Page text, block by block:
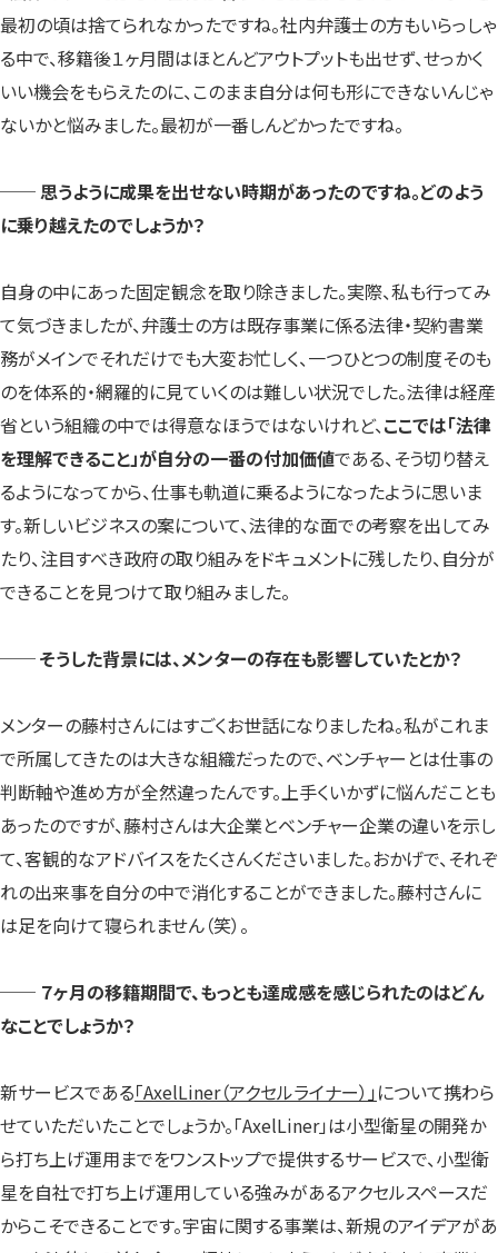
最初の頃は捨てられなかったですね。社内弁護士の方もいらっしゃ
る中で、移籍後１ヶ月間はほとんどアウトプットも出せず、せっかく
いい機会をもらえたのに、このまま自分は何も形にできないんじゃ
ないかと悩みました。最初が一番しんどかったですね。
── 思うように成果を出せない時期があったのですね。どのよう
に乗り越えたのでしょうか？
自身の中にあった固定観念を取り除きました。実際、私も行ってみ
て気づきましたが、弁護士の方は既存事業に係る法律・契約書業
務がメインでそれだけでも大変お忙しく、一つひとつの制度そのも
のを体系的・網羅的に見ていくのは難しい状況でした。法律は経産
省という組織の中では得意なほうではないけれど、ここでは「法律
を理解できること」が自分の一番の付加価値である、そう切り替え
るようになってから、仕事も軌道に乗るようになったように思いま
す。新しいビジネスの案について、法律的な面での考察を出してみ
たり、注目すべき政府の取り組みをドキュメントに残したり、自分が
できることを見つけて取り組みました。
── そうした背景には、メンターの存在も影響していたとか？
メンターの藤村さんにはすごくお世話になりましたね。私がこれま
で所属してきたのは大きな組織だったので、ベンチャーとは仕事の
判断軸や進め方が全然違ったんです。上手くいかずに悩んだことも
あったのですが、藤村さんは大企業とベンチャー企業の違いを示し
て、客観的なアドバイスをたくさんくださいました。おかげで、それぞ
れの出来事を自分の中で消化することができました。藤村さんに
は足を向けて寝られません（笑）。
── ７ヶ月の移籍期間で、もっとも達成感を感じられたのはどん
なことでしょうか？
新サービスである「AxelLiner（アクセルライナー）」について携わら
せていただいたことでしょうか。「AxelLiner」は小型衛星の開発か
ら打ち上げ運用までをワンストップで提供するサービスで、小型衛
星を自社で打ち上げ運用している強みがあるアクセルスペースだ
からこそできることです。宇宙に関する事業は、新規のアイデアがあ